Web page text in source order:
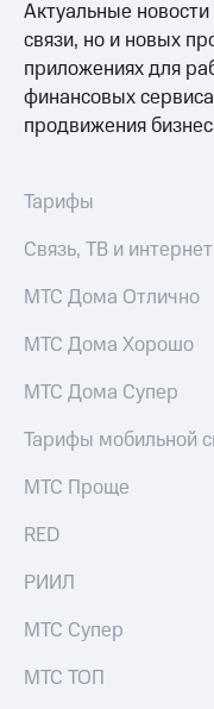
Актуальные
связи, но и новых
приложениях для
финансовых
продвижения
Тарифы
Связь, ТВ и интернет
МТС Дома Отлично
МТС Дома Хорошо
МТС Дома Супер
Тарифы мобильной
МТС Проще
RED
РИИЛ
МТС Супер
МТС ТОП